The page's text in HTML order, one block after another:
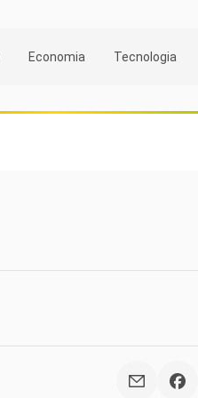
Economia Tecnologia